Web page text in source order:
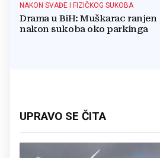
NAKON SVAĐE I FIZIČKOG SUKOBA
Drama u BiH: Muškarac ranjen
nakon sukoba oko parkinga
UPRAVO SE ČITA